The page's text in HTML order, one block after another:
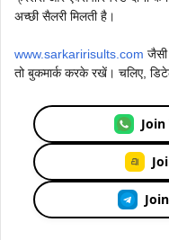
अच्छी सैलरी मिलती है।
www.sarkaririsults.com
तो बुकमार्क करके रखें। चलिए,